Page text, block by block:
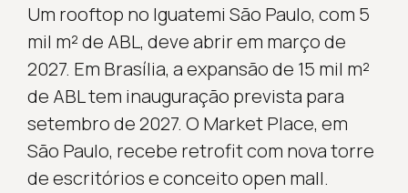
Um rooftop no Iguatemi São Paulo, com 5
mil m² de ABL, deve abrir em março de
2027. Em Brasília, a expansão de 15 mil m²
de ABL tem inauguração prevista para
setembro de 2027. O Market Place, em
São Paulo, recebe retrofit com nova torre
de escritórios e conceito open mall.